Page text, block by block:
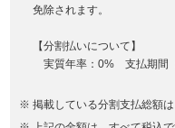
免除されます。
【分割払いについて】
実質年率：0% 支払期間
掲載している分割支払総額